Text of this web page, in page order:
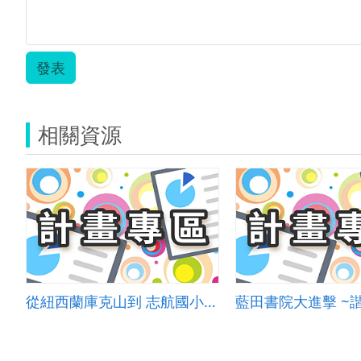
發表
相關資源
從紐西蘭庫克山到 志航國小升旗台 藍田書院大進擊 ~